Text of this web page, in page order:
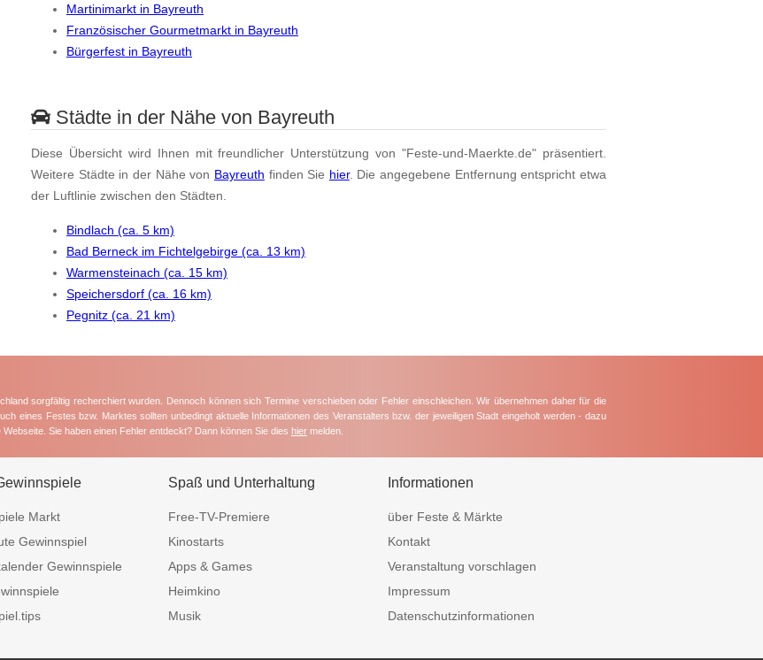
Martinimarkt in Bayreuth
Französischer Gourmetmarkt in Bayreuth
Bürgerfest in Bayreuth
Städte in der Nähe von Bayreuth
Diese Übersicht wird Ihnen mit freundlicher Unterstützung von "Feste-und-Maerkte.de" präsentiert.
Weitere Städte in der Nähe von Bayreuth finden Sie hier. Die angegebene Entfernung entspricht etwa
der Luftlinie zwischen den Städten.
Bindlach (ca. 5 km)
Bad Berneck im Fichtelgebirge (ca. 13 km)
Warmensteinach (ca. 15 km)
Speichersdorf (ca. 16 km)
Pegnitz (ca. 21 km)
sorgfältig recherchiert wurden. Dennoch können sich Termine verschieben oder Fehler einschleichen. Wir übernehmen daher für die
eines Festes bzw. Marktes sollten unbedingt aktuelle Informationen des Veranstalters bzw. der jeweiligen Stadt eingeholt werden - dazu
Sie haben einen Fehler entdeckt? Dann können Sie dies hier melden.
Markt
Gewinnspiel
Gewinnspiele
Spaß und Unterhaltung
Free-TV-Premiere
Kinostarts
Apps & Games
Heimkino
Musik
Informationen
über Feste & Märkte
Kontakt
Veranstaltung vorschlagen
Impressum
Datenschutzinformationen